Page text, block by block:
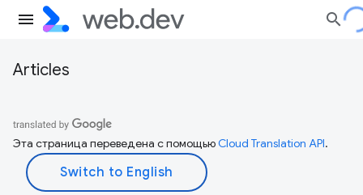
Articles
Эта страница переведена с помощьюCloud Translation API.